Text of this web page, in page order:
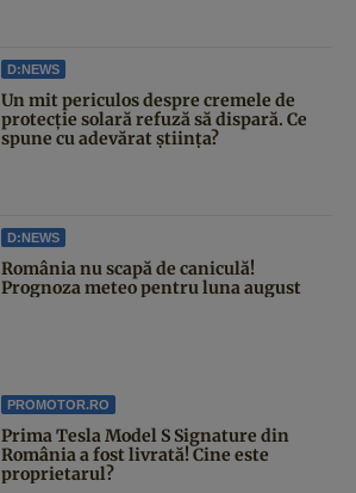
D:NEWS
Un mit periculos despre cremele de
protecție solară refuză să dispară. Ce
spune cu adevărat știința?
D:NEWS
România nu scapă de caniculă!
Prognoza meteo pentru luna august
PROMOTOR.RO
Prima Tesla Model S Signature din
România a fost livrată! Cine este
proprietarul?